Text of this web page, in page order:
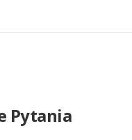
Pytania